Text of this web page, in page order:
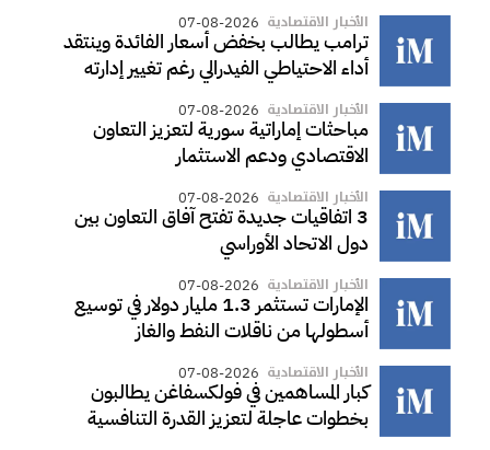
الأخبار الاقتصادية 07-08-2026
ترامب يطالب بخفض أسعار الفائدة وينتقد
أداء الاحتياطي الفيدرالي رغم تغيير إدارته
الأخبار الاقتصادية 07-08-2026
مباحثات إماراتية سورية لتعزيز التعاون
الاقتصادي ودعم الاستثمار
الأخبار الاقتصادية 07-08-2026
3 اتفاقيات جديدة تفتح آفاق التعاون بين
دول الاتحاد الأوراسي
الأخبار الاقتصادية 07-08-2026
الإمارات تستثمر 1.3 مليار دولار في توسيع
أسطولها من ناقلات النفط والغاز
الأخبار الاقتصادية 07-08-2026
كبار المساهمين في فولكسفاغن يطالبون
بخطوات عاجلة لتعزيز القدرة التنافسية